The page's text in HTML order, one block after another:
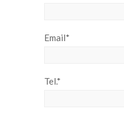
Email*
Tel.*